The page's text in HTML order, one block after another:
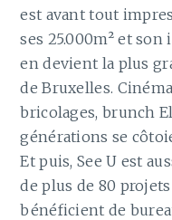
est avant tout
ses 25.000m² et
en devient la plus
de Bruxelles.
bricolages, brunch
générations se
Et puis, See U est
de plus de 80
bénéficient de